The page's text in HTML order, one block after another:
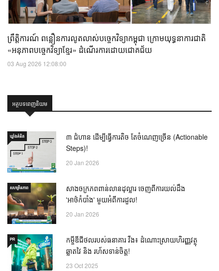
ព្រឹត្តិការណ៍ ពន្លឿនការលូតលាស់បច្ចេកវិទ្យាកម្ពុជា ក្រោមយុទ្ធនាការជាតិ
«អនុភាពបច្ចេកវិទ្យាខ្មែរ» ដំណើរការដោយជោគជ័យ
03 Aug 2026 12:08:00
អត្ថបទពេញនិយម
ឃ្លាំង​គំនិត
៣ ជំហាន ដើម្បីធ្វើការតិច តែចំណេញច្រើន (Actionable
Steps)!
20 Jan 2026
សហគ្រិនភាព
សាងចក្រភពពាន់លានដុល្លារ ចេញពីការយល់ដឹង
'អាថ៌កំបាំង' មួយអំពីការដួល!
20 Jan 2026
PR
កម្ចីឌីជីថលរបស់ធនាគារ វីង៖ ដំណោះស្រាយហិរញ្ញវត្ថុ
ឆ្លាតវៃ និង រហ័សទាន់ចិត្ត!
23 Oct 2025